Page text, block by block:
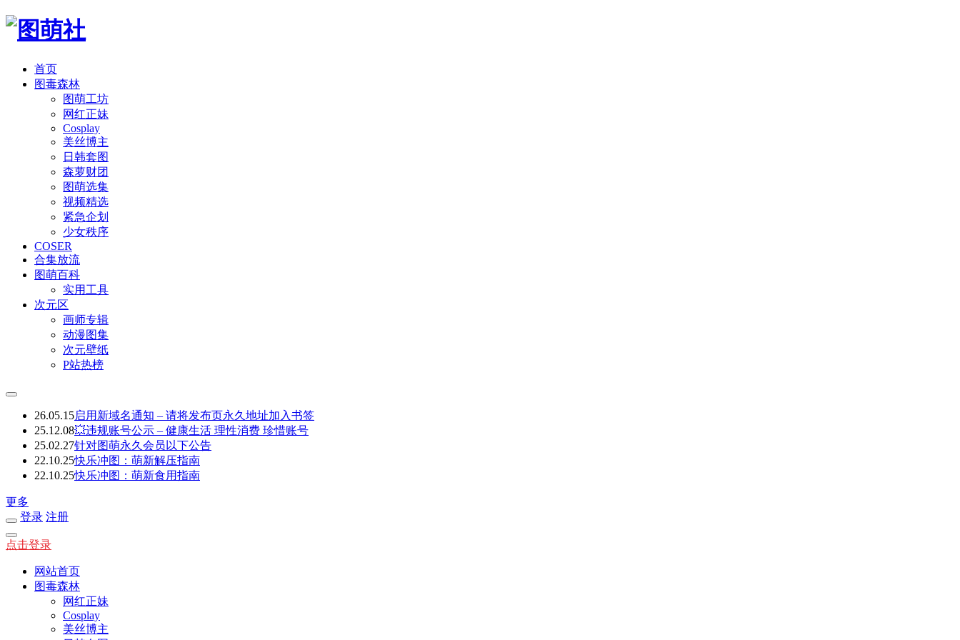
首页
图毒森林
图萌工坊
网红正妹
Cosplay
美丝博主
日韩套图
森萝财团
图萌选集
视频精选
紧急企划
少女秩序
COSER
合集放流
图萌百科
实用工具
次元区
画师专辑
动漫图集
次元壁纸
P站热榜
26.05.15启用新域名通知 – 请将发布页永久地址加入书签
25.12.08💥违规账号公示 – 健康生活 理性消费 珍惜账号
25.02.27针对图萌永久会员以下公告
22.10.25快乐冲图：萌新解压指南
22.10.25快乐冲图：萌新食用指南
更多
登录 注册
点击登录
网站首页
图毒森林
网红正妹
Cosplay
美丝博主